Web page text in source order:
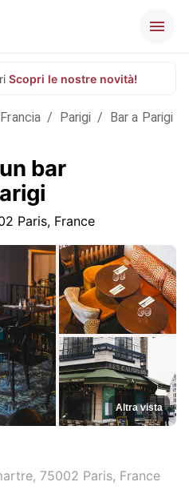
Scopri le nostre novità!
/ Parigi / Bar a Parigi
bar
Paris, France
Altra vista
75002 Paris, France